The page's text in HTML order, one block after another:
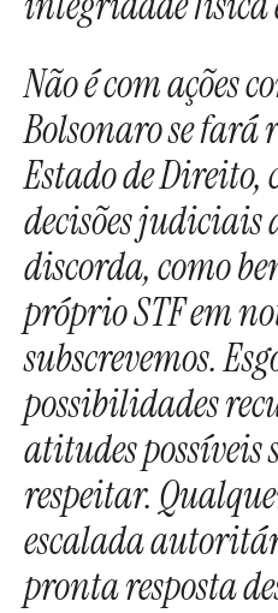
Não é com ações
Bolsonaro se fará
Estado de Direito,
decisões judiciais
discorda, como
próprio STF em
subscrevemos.
possibilidades
atitudes possíveis
respeitar.
escalada
pronta resposta